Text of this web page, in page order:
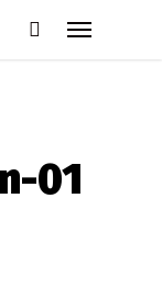
Menu
01